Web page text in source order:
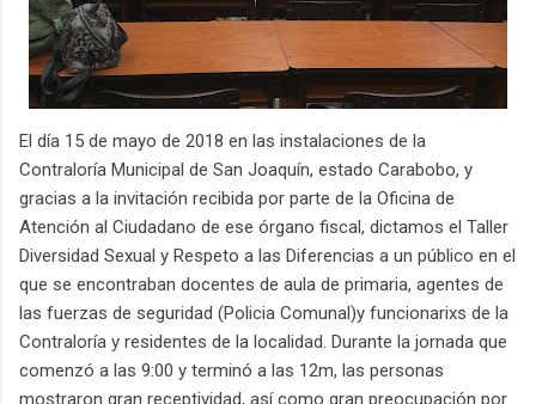
El día 15 de mayo de 2018 en las instalaciones de la
Contraloría Municipal de San Joaquín, estado Carabobo, y
gracias a la invitación recibida por parte de la Oficina de
Atención al Ciudadano de ese órgano fiscal, dictamos el Taller
Diversidad Sexual y Respeto a las Diferencias a un público en el
que se encontraban docentes de aula de primaria, agentes de
las fuerzas de seguridad (Policia Comunal)y funcionarixs de la
Contraloría y residentes de la localidad. Durante la jornada que
comenzó a las 9:00 y terminó a las 12m, las personas
mostraron gran receptividad, así como gran preocupación por